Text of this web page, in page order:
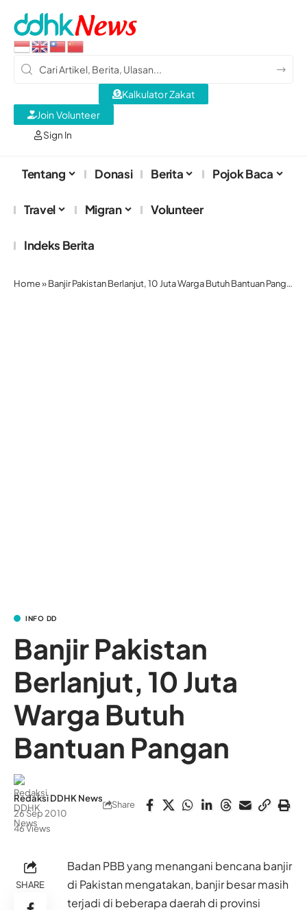
Sign In
Kalkulator Zakat
Join Volunteer
Tentang Donasi Berita Pojok Baca
Travel Migran Volunteer
Indeks Berita
Home»Banjir Pakistan Berlanjut, 10 Juta Warga Butuh Bantuan Pangan
INFO DD
Banjir Pakistan
Berlanjut, 10 Juta
Warga Butuh
Bantuan Pangan
Redaksi DDHK News
26 Sep 2010
46 Views
Share
SHARE
Badan PBB yang menangani bencana banjir
di Pakistan mengatakan, banjir besar masih
terjadi di beberapa daerah di provinsi